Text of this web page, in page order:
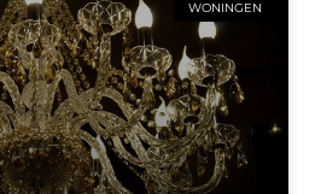
WONINGEN